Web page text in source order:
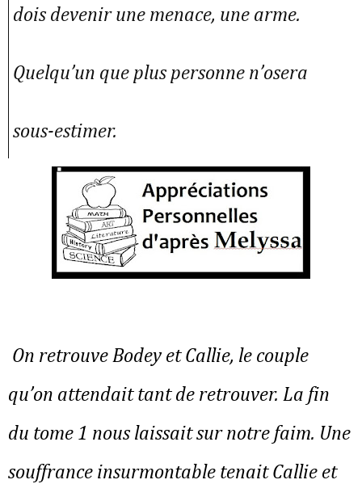
dois devenir une menace, une arme.
Quelqu’un que plus personne n’osera
sous-estimer.
On retrouve Bodey et Callie, le couple
qu’on attendait tant de retrouver. La fin
du tome 1 nous laissait sur notre faim. Une
souffrance insurmontable tenait Callie et